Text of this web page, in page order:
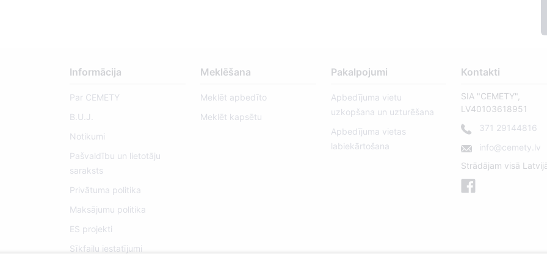
Informācija
Par CEMETY
B.U.J.
Notikumi
Pašvaldību un lietotāju
saraksts
Privātuma politika
Maksājumu politika
ES projekti
Sīkfailu iestatījumi
Meklēšana
Meklēt apbedīto
Meklēt kapsētu
Pakalpojumi
Apbedījuma vietu
uzkopšana un uzturēšana
Apbedījuma vietas
labiekārtošana
Kontakti
SIA "CEMETY",
LV40103618951
371 29144816
info@cemety.lv
Strādājam visā